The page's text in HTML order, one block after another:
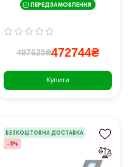
ПЕРЕДЗАМОВЛЕННЯ
497625₴472744₴
Купити
БЕЗКОШТОВНА ДОСТАВКА
-5%